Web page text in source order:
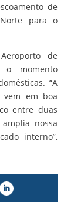
de
para o
de
o momento
“A
vem em boa
entre duas
nossa
interno”,